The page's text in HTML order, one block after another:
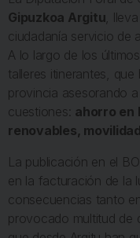
Gipuzkoa Argitu ,
ciudadanía servicio de
A lo largo de los
talleres itinerantes,
provincia asesorando
cuestiones: ahorro en
renovables,
La publicación en el
en la facturación de la
consecuencias tanto
provocado multitud de